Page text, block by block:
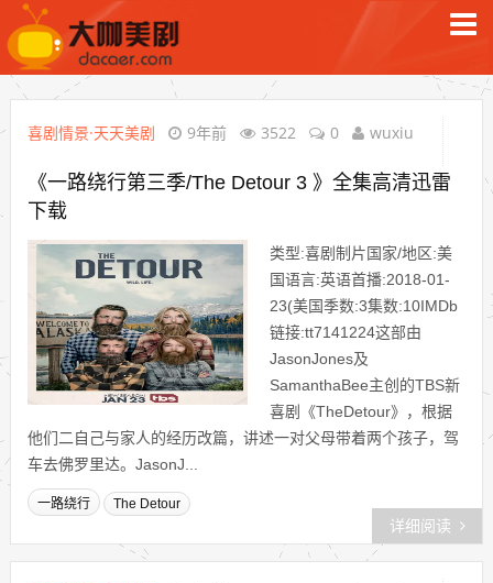
喜剧情景·天天美剧 9年前 3522 0 wuxiu
《一路绕行第三季/The Detour 3 》全集高清迅雷
下载
类型:喜剧制片国家/地区:美
国语言:英语首播:2018-01-
23(美国季数:3集数:10IMDb
链接:tt7141224这部由
JasonJones及
SamanthaBee主创的TBS新
喜剧《TheDetour》，根据
他们二自己与家人的经历改篇，讲述一对父母带着两个孩子，驾
车去佛罗里达。JasonJ...
一路绕行 The Detour
详细阅读